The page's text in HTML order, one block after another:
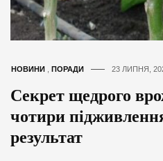
НОВИНИ ПОРАДИ 23 ЛИПНЯ,
Секрет щедрого
чотири
результат